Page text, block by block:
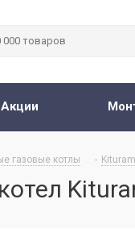
Акции
газовые котлы -